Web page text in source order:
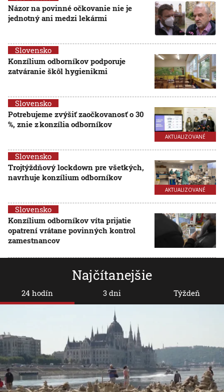
Názor na povinné očkovanie nie je
jednotný ani medzi lekármi
Slovensko
Konzílium odborníkov podporuje
zatváranie škôl hygienikmi
AKTUALIZOVANÉ
Slovensko
Potrebujeme zvýšiť zaočkovanosť o 30
%, znie z konzília odborníkov
AKTUALIZOVANÉ
Slovensko
Trojtýždňový lockdown pre všetkých,
navrhuje konzílium odborníkov
Slovensko
Konzílium odborníkov víta prijatie
opatrení vrátane povinných kontrol
zamestnancov
Najčítanejšie
24 hodín 3 dni Týždeň